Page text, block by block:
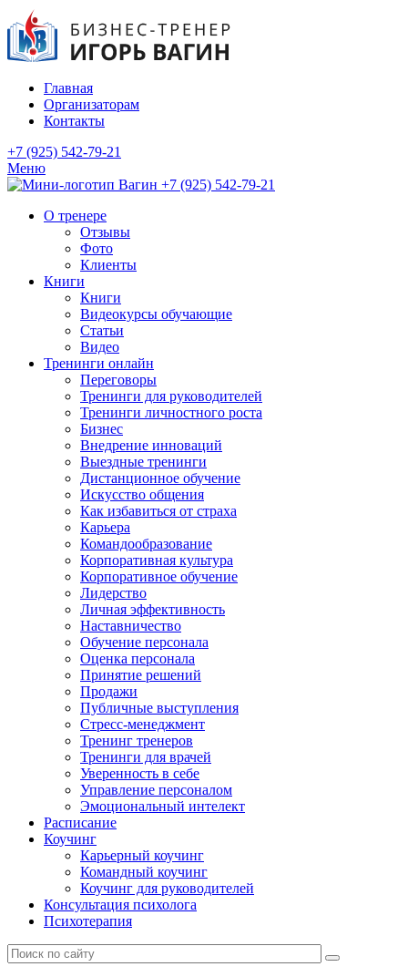
Главная
Организаторам
Контакты
+7 (925) 542-79-21
Меню
+7 (925) 542-79-21
О тренере
Отзывы
Фото
Клиенты
Книги
Книги
Видеокурсы обучающие
Статьи
Видео
Тренинги онлайн
Переговоры
Тренинги для руководителей
Тренинги личностного роста
Бизнес
Внедрение инноваций
Выездные тренинги
Дистанционное обучение
Искусство общения
Как избавиться от страха
Карьера
Командообразование
Корпоративная культура
Корпоративное обучение
Лидерство
Личная эффективность
Наставничество
Обучение персонала
Оценка персонала
Принятие решений
Продажи
Публичные выступления
Стресс-менеджмент
Тренинг тренеров
Тренинги для врачей
Уверенность в себе
Управление персоналом
Эмоциональный интелект
Расписание
Коучинг
Карьерный коучинг
Командный коучинг
Коучинг для руководителей
Консультация психолога
Психотерапия